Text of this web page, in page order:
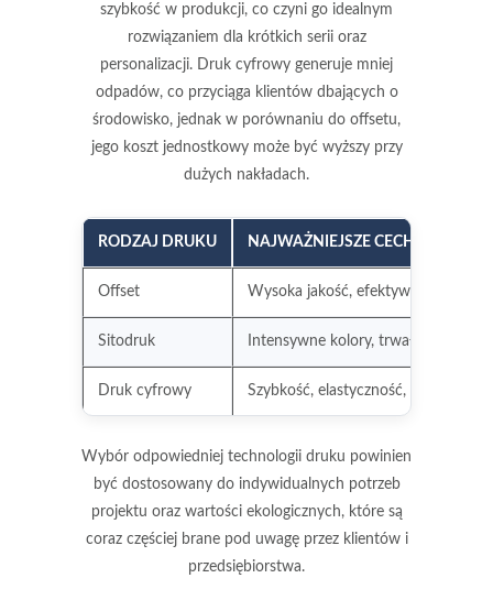
szybkość w produkcji, co czyni go idealnym
rozwiązaniem dla krótkich serii oraz
personalizacji. Druk cyfrowy generuje mniej
odpadów, co przyciąga klientów dbających o
środowisko, jednak w porównaniu do offsetu,
jego koszt jednostkowy może być wyższy przy
dużych nakładach.
RODZAJ DRUKU NAJWAŻNIEJSZE CECHY
Offset Wysoka jakość, efektywność przy
Sitodruk Intensywne kolory, trwałość
Druk cyfrowy Szybkość, elastyczność, mniej
Wybór odpowiedniej technologii druku powinien
być dostosowany do indywidualnych potrzeb
projektu oraz wartości ekologicznych, które są
coraz częściej brane pod uwagę przez klientów i
przedsiębiorstwa.